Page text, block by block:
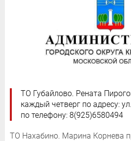
ТО Губайлово. Рената
каждый четверг по адресу:
по телефону: 8(925)6580494
ТО Нахабино. Марина Корнева